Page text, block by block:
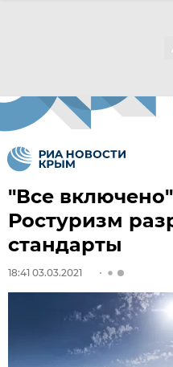
"Все
Ростуризм
стандарты
18:41 03.03.2021